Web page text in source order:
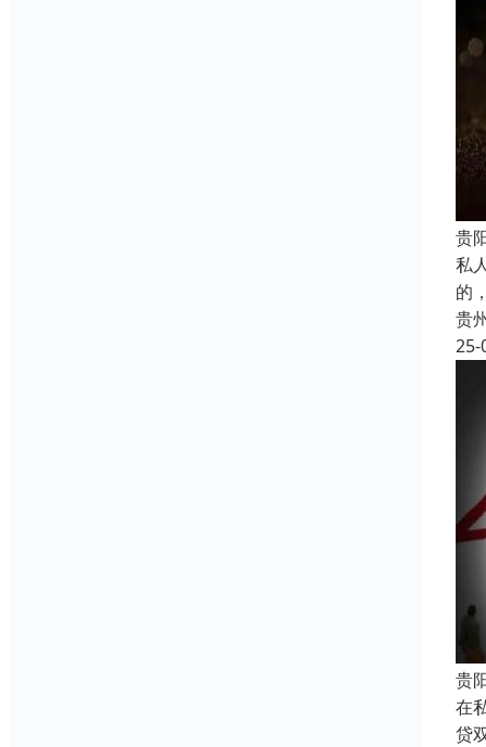
贵
私
的
贵
25-
贵
在
贷